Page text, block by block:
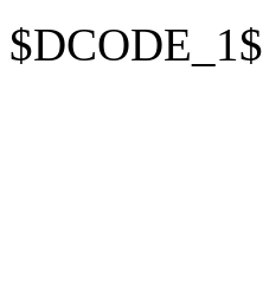
$DCODE_1$